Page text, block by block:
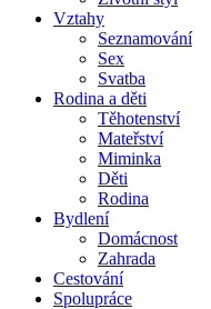
Vztahy
Seznamování
Sex
Svatba
Rodina a děti
Těhotenství
Mateřství
Miminka
Děti
Rodina
Bydlení
Domácnost
Zahrada
Cestování
Spolupráce